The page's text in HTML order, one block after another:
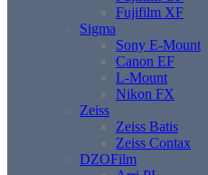
Fujifilm XF
Sigma
Sony E-Mount
Canon EF
L-Mount
Nikon FX
Zeiss
Zeiss Batis
Zeiss Contax
DZOFilm